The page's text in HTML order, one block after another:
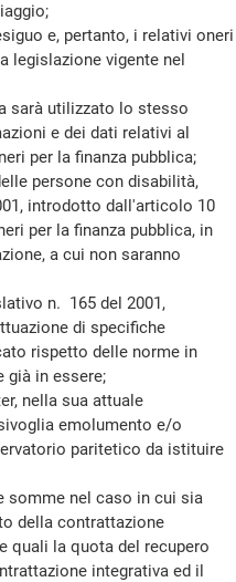
e, pertanto, i relativi oneri
legislazione vigente nel
utilizzato lo stesso
e dei dati relativi al
per la finanza pubblica;
persone con disabilità,
introdotto dall'articolo 10
per la finanza pubblica, in
a cui non saranno
n. 165 del 2001,
di specifiche
rispetto delle norme in
già in essere;
nella sua attuale
emolumento e/o
paritetico da istituire
nel caso in cui sia
della contrattazione
quali la quota del recupero
integrativa ed il